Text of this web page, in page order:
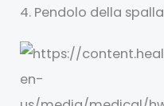
4. Pendolo della spalla